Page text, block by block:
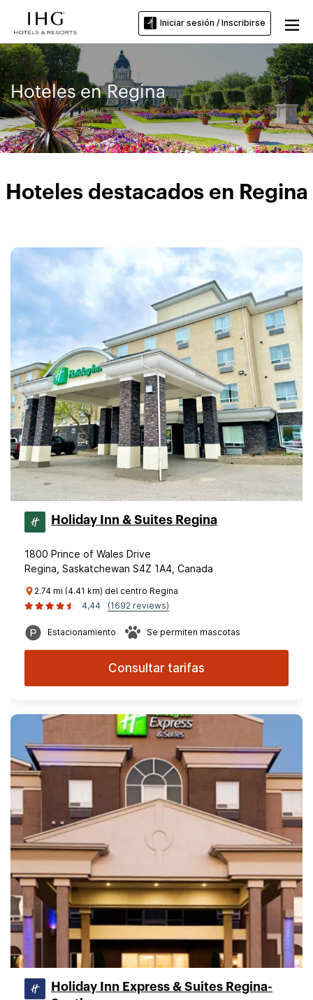
Iniciar sesión / Inscribirse
Hoteles en Regina
Hoteles destacados en Regina
Holiday Inn & Suites Regina
1800 Prince of Wales Drive
Regina, Saskatchewan S4Z 1A4, Canada
2.74 mi (4.41 km) del centro Regina
4,44
(1692 reviews)
Estacionamiento Se permiten mascotas
Consultar tarifas
Holiday Inn Express & Suites Regina-